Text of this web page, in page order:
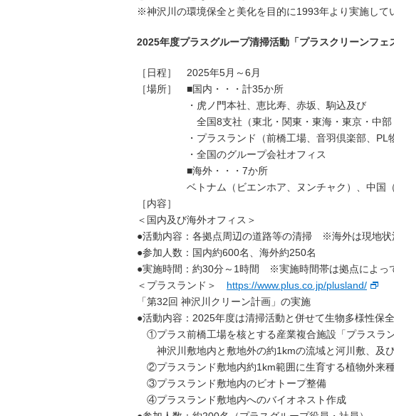
※神沢川の環境保全と美化を目的に1993年より実施して
2025年度プラスグループ清掃活動「プラスクリーンフェ
［日程］ 2025年5月～6月
［場所］ ■国内・・・計35か所
・虎ノ門本社、恵比寿、赤坂、駒込及び
全国8支社（東北・関東・東海・東京・中部・
・プラスランド（前橋工場、音羽倶楽部、PL物
・全国のグループ会社オフィス
■海外・・・7か所
ベトナム（ビエンホア、ヌンチャク）、中国（汕
［内容］
＜国内及び海外オフィス＞
●活動内容：各拠点周辺の道路等の清掃 ※海外は現地状
●参加人数：国内約600名、海外約250名
●実施時間：約30分～1時間 ※実施時間帯は拠点によっ
＜プラスランド＞ https://www.plus.co.jp/plusland/
「第32回 神沢川クリーン計画」の実施
●活動内容：2025年度は清掃活動と併せて生物多様性保
①プラス前橋工場を核とする産業複合施設「プラスラ
神沢川敷地内と敷地外の約1kmの流域と河川敷、及
②プラスランド敷地内約1km範囲に生育する植物外来
③プラスランド敷地内のビオトープ整備
④プラスランド敷地内へのバイオネスト作成